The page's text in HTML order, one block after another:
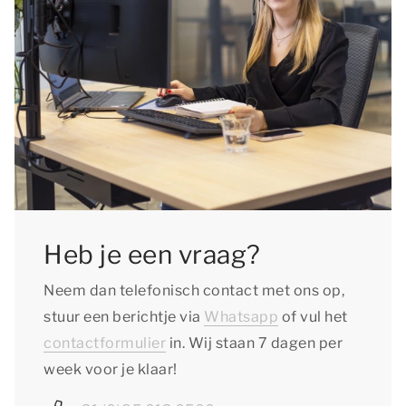
Heb je een vraag?
Neem dan telefonisch contact met ons op,
stuur een berichtje via Whatsapp of vul het
contactformulier in. Wij staan 7 dagen per
week voor je klaar!